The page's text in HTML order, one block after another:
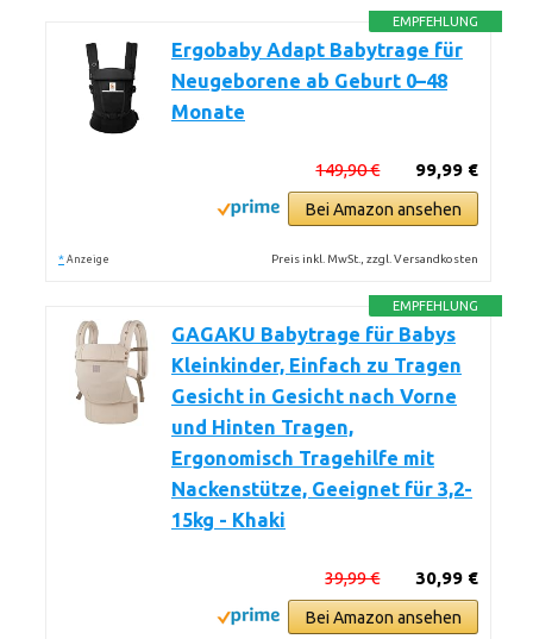
EMPFEHLUNG
Ergobaby Adapt Babytrage für
Neugeborene ab Geburt 0–48
Monate
99,99 €
149,90 €
Bei Amazon ansehen
* Anzeige Preis inkl. MwSt., zzgl. Versandkosten
EMPFEHLUNG
GAGAKU Babytrage für Babys
Kleinkinder, Einfach zu Tragen
Gesicht in Gesicht nach Vorne
und Hinten Tragen,
Ergonomisch Tragehilfe mit
Nackenstütze, Geeignet für 3,2-
15kg - Khaki
30,99 €
39,99 €
Bei Amazon ansehen